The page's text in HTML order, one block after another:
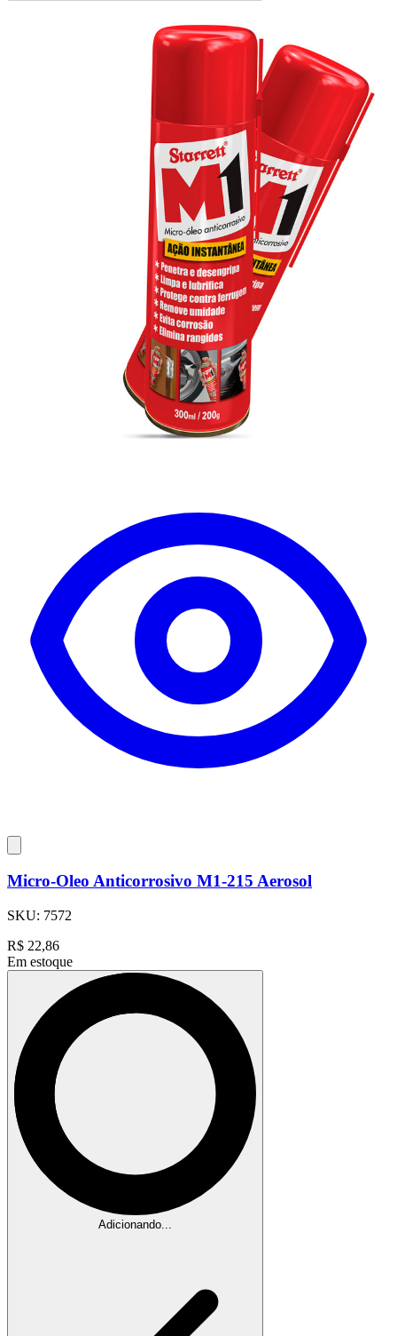
Micro-Oleo Anticorrosivo M1-215 Aerosol
SKU: 7572
R$ 22,86
Em estoque
Adicionando...